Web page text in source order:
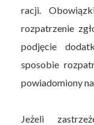
racji.
rozpatrzenie
podjęcie
sposobie
powiadomiony
Jeżeli